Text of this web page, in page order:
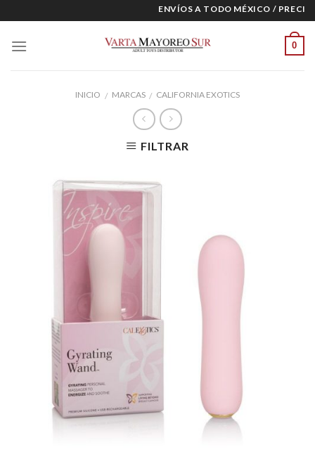
to
content
ENVÍOS A TODO MÉXICO / PRECIOS
0
INICIO / MARCAS / CALIFORNIA EXOTICS
FILTRAR